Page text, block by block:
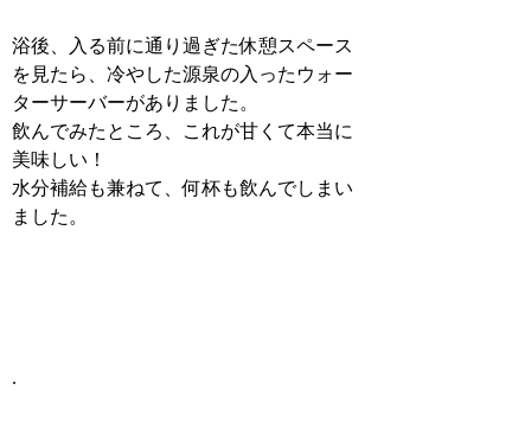
浴後、入る前に通り過ぎた休憩スペース
を見たら、冷やした源泉の入ったウォー
ターサーバーがありました。
飲んでみたところ、これが甘くて本当に
美味しい！
水分補給も兼ねて、何杯も飲んでしまい
ました。
.